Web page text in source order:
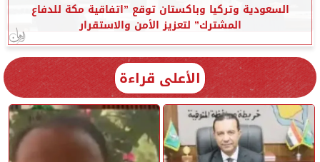
السعودية وتركيا وباكستان توقع ”اتفاقية مكة للدفاع
المشترك” لتعزيز الأمن والاستقرار
الأعلى قراءة